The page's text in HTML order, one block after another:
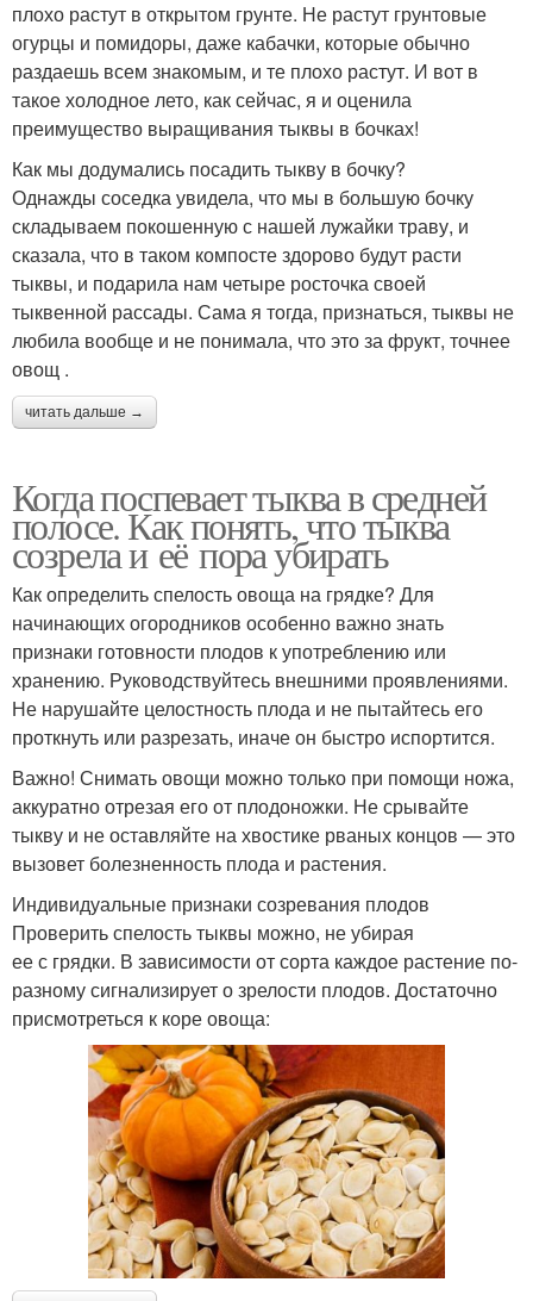
плохо растут в открытом грунте. Не растут грунтовые
огурцы и помидоры, даже кабачки, которые обычно
раздаешь всем знакомым, и те плохо растут. И вот в
такое холодное лето, как сейчас, я и оценила
преимущество выращивания тыквы в бочках!
Как мы додумались посадить тыкву в бочку?
Однажды соседка увидела, что мы в большую бочку
складываем покошенную с нашей лужайки траву, и
сказала, что в таком компосте здорово будут расти
тыквы, и подарила нам четыре росточка своей
тыквенной рассады. Сама я тогда, признаться, тыквы не
любила вообще и не понимала, что это за фрукт, точнее
овощ .
читать дальше →
Когда поспевает тыква в средней
полосе. Как понять, что тыква
созрела и её пора убирать
Как определить спелость овоща на грядке? Для
начинающих огородников особенно важно знать
признаки готовности плодов к употреблению или
хранению. Руководствуйтесь внешними проявлениями.
Не нарушайте целостность плода и не пытайтесь его
проткнуть или разрезать, иначе он быстро испортится.
Важно! Снимать овощи можно только при помощи ножа,
аккуратно отрезая его от плодоножки. Не срывайте
тыкву и не оставляйте на хвостике рваных концов — это
вызовет болезненность плода и растения.
Индивидуальные признаки созревания плодов
Проверить спелость тыквы можно, не убирая
ее с грядки. В зависимости от сорта каждое растение по-
разному сигнализирует о зрелости плодов. Достаточно
присмотреться к коре овоща: